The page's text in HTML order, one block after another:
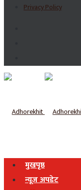
Privacy Policy
मुखपृष्ठ
न्यूज अपडेट